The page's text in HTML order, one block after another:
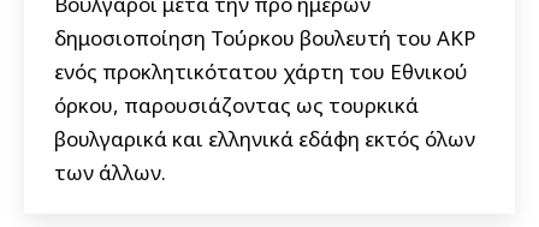
δημοσιοποίηση Τούρκου βουλευτή του ΑΚΡ
ενός προκλητικότατου χάρτη του Εθνικού
όρκου, παρουσιάζοντας ως τουρκικά
βουλγαρικά και ελληνικά εδάφη εκτός όλων
των άλλων.